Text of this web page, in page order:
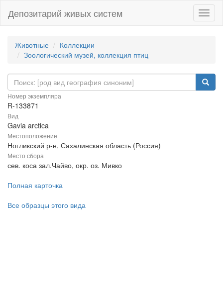
Депозитарий живых систем
Животные
Коллекции
Зоологический музей, коллекция птиц
Номер экземпляра
R-133871
Вид
Gavia arctica
Местоположение
Ногликский р-н, Сахалинская область (Россия)
Место сбора
сев. коса зал.Чайво, окр. оз. Мивко
Полная карточка
Все образцы этого вида